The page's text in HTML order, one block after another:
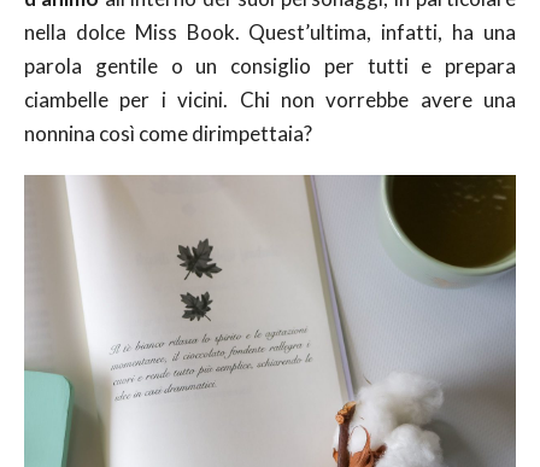
nella dolce Miss Book. Quest’ultima, infatti, ha una
parola gentile o un consiglio per tutti e prepara
ciambelle per i vicini. Chi non vorrebbe avere una
nonnina così come dirimpettaia?